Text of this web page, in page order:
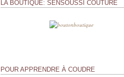
LA BOUTIQUE: SENSOUSSI COUTURE
POUR APPRENDRE À COUDRE